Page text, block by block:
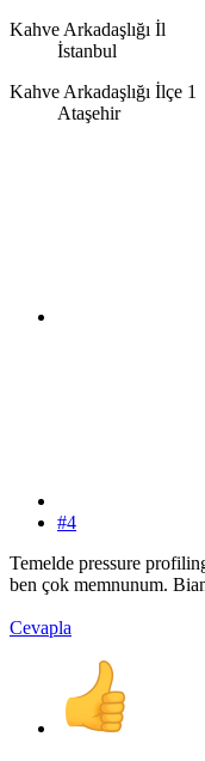
Kahve Arkadaşlığı İl
İstanbul
Kahve Arkadaşlığı İlçe 1
Ataşehir
#4
Temelde pressure
ben çok memnunum.
Cevapla